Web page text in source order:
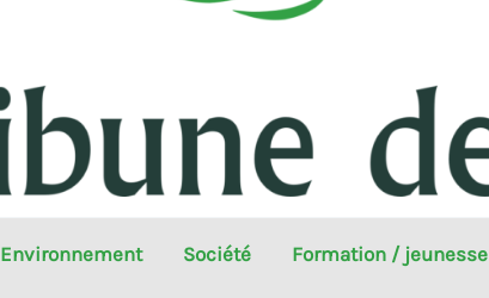
Environnement Société Formation / jeunesse